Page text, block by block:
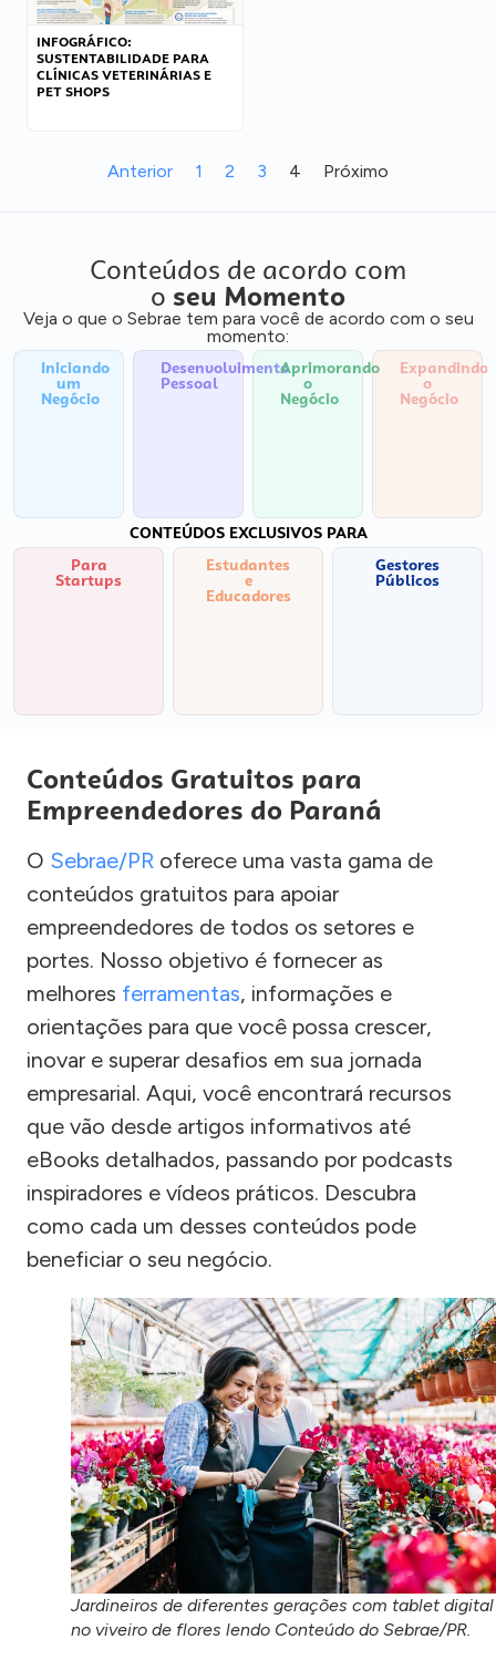
INFOGRÁFICO:
SUSTENTABILIDADE PARA
CLÍNICAS VETERINÁRIAS E
PET SHOPS
Anterior 1 2 3 4 Próximo
Conteúdos de acordo com
o seu Momento
Veja o que o Sebrae tem para você de acordo com o seu
momento:
Iniciando
um
Negócio
Desenvolvimento
Pessoal
Aprimorando
o
Negócio
Expandindo
o
Negócio
CONTEÚDOS EXCLUSIVOS PARA
Para
Startups
Estudantes
e
Educadores
Gestores
Públicos
Conteúdos Gratuitos para
Empreendedores do Paraná
O Sebrae/PR oferece uma vasta gama de
conteúdos gratuitos para apoiar
empreendedores de todos os setores e
portes. Nosso objetivo é fornecer as
melhores ferramentas, informações e
orientações para que você possa crescer,
inovar e superar desafios em sua jornada
empresarial. Aqui, você encontrará recursos
que vão desde artigos informativos até
eBooks detalhados, passando por podcasts
inspiradores e vídeos práticos. Descubra
como cada um desses conteúdos pode
beneficiar o seu negócio.
Jardineiros de diferentes gerações com tablet digital
no viveiro de flores lendo Conteúdo do Sebrae/PR.